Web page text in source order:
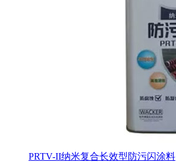
PRTV-II纳米复合长效型防污闪涂料